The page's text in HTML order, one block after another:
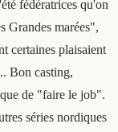
fédératrices qu'on
Grandes marées",
certaines plaisaient
Bon casting,
de "faire le job".
séries nordiques